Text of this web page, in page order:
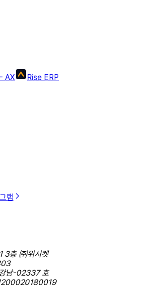
AX Rise ERP
램
3층 ㈜위시켓
남-02337 호